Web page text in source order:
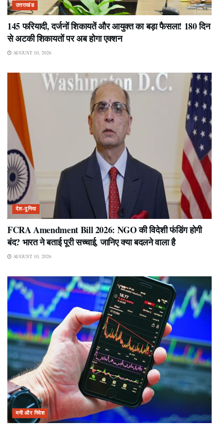
उत्तराखंड
145 फरियादी, दर्जनों शिकायतें और आयुक्त का बड़ा फैसला! 180 दिन
से अटकी शिकायतों पर अब होगा एक्शन
AUGUST 10, 2026
देश-दुनिया
FCRA Amendment Bill 2026: NGO की विदेशी फंडिंग होगी
बंद? भारत ने बताई पूरी सच्चाई, जानिए क्या बदलने वाला है
AUGUST 10, 2026
मनी और निवेश